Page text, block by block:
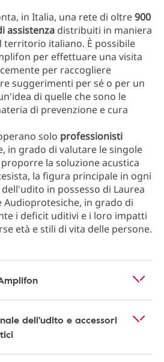
in Italia, una rete di oltre900
assistenza distribuiti in maniera
territorio italiano. È possibile
per effettuare una visita
per raccogliere
suggerimenti per sé o per un
di quelle che sono le
di prevenzione e cura
solo professionisti
in grado di valutare le singole
la soluzione acustica
la figura principale in ogni
in possesso di Laurea
Audioprotesiche, in grado di
i deficit uditivi e i loro impatti
età e stili di vita delle persone.
dell'udito e accessori